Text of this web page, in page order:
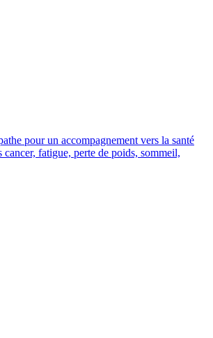
pour un accompagnement vers la santé
cancer, fatigue, perte de poids, sommeil,